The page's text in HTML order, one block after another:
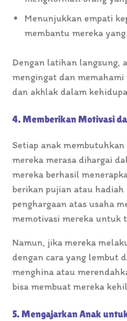
Menunjukkan empati
membantu mereka
Dengan latihan langsung,
mengingat dan
dan akhlak dalam
4. Memberikan Motivasi
Setiap anak
mereka merasa dihargai
mereka berhasil
berikan pujian atau
penghargaan atas usaha
memotivasi mereka untuk
Namun, jika mereka
dengan cara yang lembut
menghina atau
bisa membuat mereka
5. Mengajarkan Anak